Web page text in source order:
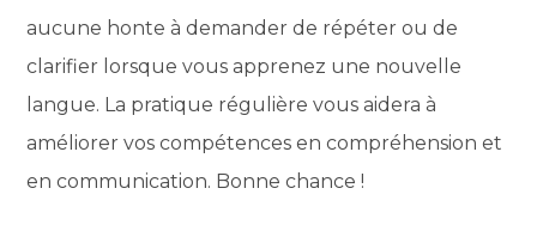
aucune honte à demander de répéter ou de
clarifier lorsque vous apprenez une nouvelle
langue. La pratique régulière vous aidera à
améliorer vos compétences en compréhension et
en communication. Bonne chance !